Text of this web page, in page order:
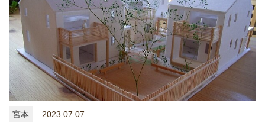
宮本 2023.07.07